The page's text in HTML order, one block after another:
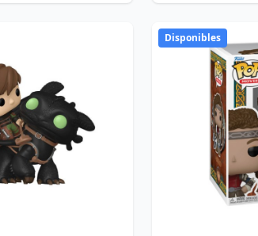
Disponibles